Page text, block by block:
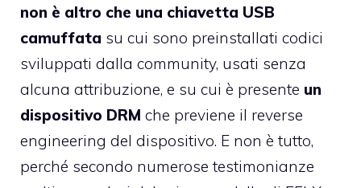
non è altro che una chiavetta USB
camuffata su cui sono preinstallati codici
sviluppati dalla community, usati senza
alcuna attribuzione, e su cui è presente un
dispositivo DRM che previene il reverse
engineering del dispositivo. E non è tutto,
perché secondo numerose testimonianze